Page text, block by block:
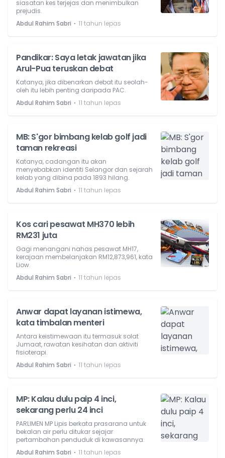
siasatan kes terjejas dan menimbulkan
prejudis.
Abdul Rahim Sabri ⋅ 11 tahun lepas
Pandikar: Saya letak jawatan jika
Arul-Pua teruskan debat
Katanya, jika dibenarkan debat itu seolah-
oleh itu lebih penting daripada PAC.
Abdul Rahim Sabri ⋅ 11 tahun lepas
MB: S'gor bimbang kelab golf jadi
taman rekreasi
Katanya, cadangan itu akan
menyebabkan identiti Selangor dan sejarah
kelab yang dibina pada 1893 hilang.
Abdul Rahim Sabri ⋅ 11 tahun lepas
Kos cari pesawat MH370 lebih
RM231 juta
Gagi menangani nahas pesawat MH17,
kerajaan membelanjakan RM12,873,961, kata
Liow.
Abdul Rahim Sabri ⋅ 11 tahun lepas
Anwar dapat layanan istimewa,
kata timbalan menteri
Antara keistimewaan itu termasuk solat
Jumaat, rawatan kesihatan dan aktiviti
fisioterapi.
Abdul Rahim Sabri ⋅ 11 tahun lepas
MP: Kalau dulu paip 4 inci,
sekarang perlu 24 inci
PARLIMEN MP Lipis berkata prasarana untuk
bekalan air perlu ditukar sejajar
pertambahan penduduk di kawasannya.
Abdul Rahim Sabri ⋅ 11 tahun lepas